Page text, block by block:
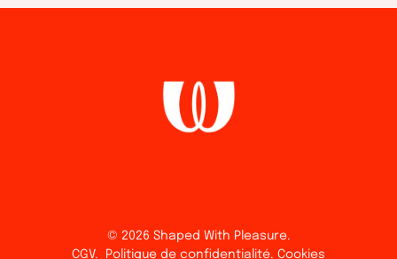
CGV. Politique de confidentialité. Cookies
© 2026 Shaped With Pleasure.